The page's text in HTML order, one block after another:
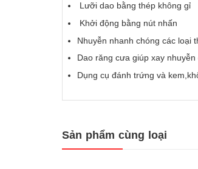
Lưỡi dao bằng thép không gỉ
Khởi động bằng nút nhấn
Nhuyễn nhanh chóng các loại
Dao răng cưa giúp xay nhuyễn
Dụng cụ đánh trứng và
Sản phẩm cùng loại